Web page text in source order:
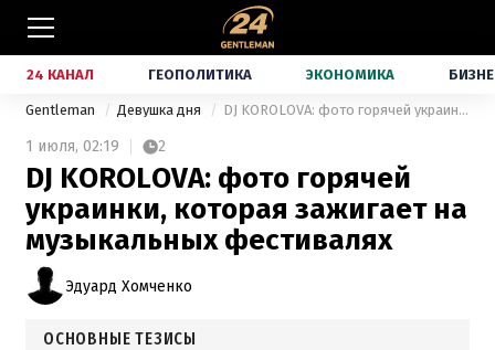
24 КАНАЛ ГЕОПОЛИТИКА ЭКОНОМИКА
Gentleman Девушка дня DJ KOROLOVA: фото горячей украинки, которая зажигает на музыкальных фестивалях
1 июля, 02:19 2
DJ KOROLOVA: фото горячей
украинки, которая зажигает на
музыкальных фестивалях
Эдуард Хомченко
ОСНОВНЫЕ ТЕЗИСЫ